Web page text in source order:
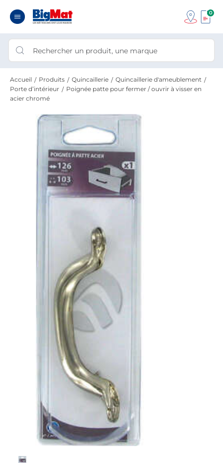
0
Accueil Produits Quincaillerie
Quincaillerie d'ameublement
Porte d’intérieur
Poignée patte pour fermer / ouvrir à visser en
acier chromé